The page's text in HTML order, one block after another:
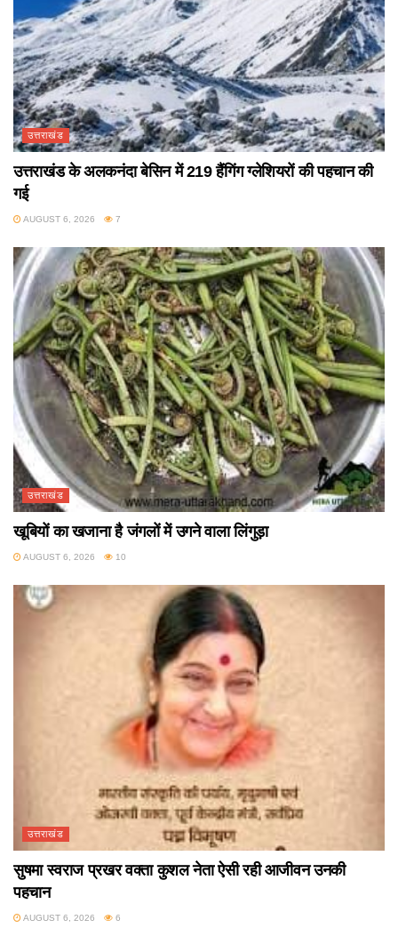
उत्तराखंड
उत्तराखंड के अलकनंदा बेसिन में 219 हैंगिंग ग्लेशियरों की पहचान की
गई
AUGUST 6, 2026 7
उत्तराखंड
खूबियों का खजाना है जंगलों में उगने वाला लिंगुड़ा
AUGUST 6, 2026 10
उत्तराखंड
सुषमा स्वराज प्रखर वक्ता कुशल नेता ऐसी रही आजीवन उनकी
पहचान
AUGUST 6, 2026 6